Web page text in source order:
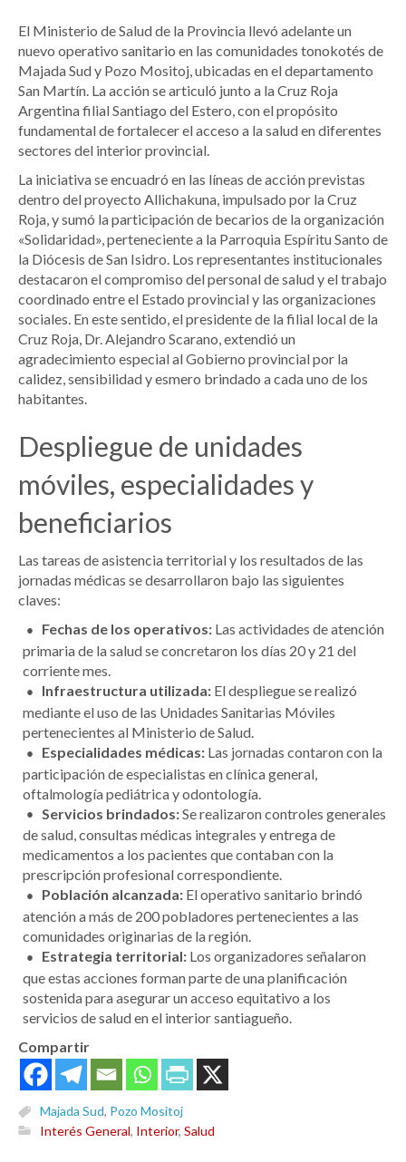
El Ministerio de Salud de la Provincia llevó adelante un
nuevo operativo sanitario en las comunidades tonokotés de
Majada Sud y Pozo Mositoj, ubicadas en el departamento
San Martín. La acción se articuló junto a la Cruz Roja
Argentina filial Santiago del Estero, con el propósito
fundamental de fortalecer el acceso a la salud en diferentes
sectores del interior provincial.
La iniciativa se encuadró en las líneas de acción previstas
dentro del proyecto Allichakuna, impulsado por la Cruz
Roja, y sumó la participación de becarios de la organización
«Solidaridad», perteneciente a la Parroquia Espíritu Santo de
la Diócesis de San Isidro. Los representantes institucionales
destacaron el compromiso del personal de salud y el trabajo
coordinado entre el Estado provincial y las organizaciones
sociales. En este sentido, el presidente de la filial local de la
Cruz Roja, Dr. Alejandro Scarano, extendió un
agradecimiento especial al Gobierno provincial por la
calidez, sensibilidad y esmero brindado a cada uno de los
habitantes.
Despliegue de unidades
móviles, especialidades y
beneficiarios
Las tareas de asistencia territorial y los resultados de las
jornadas médicas se desarrollaron bajo las siguientes
claves:
Fechas de los operativos: Las actividades de atención
primaria de la salud se concretaron los días 20 y 21 del
corriente mes.
Infraestructura utilizada: El despliegue se realizó
mediante el uso de las Unidades Sanitarias Móviles
pertenecientes al Ministerio de Salud.
Especialidades médicas: Las jornadas contaron con la
participación de especialistas en clínica general,
oftalmología pediátrica y odontología.
Servicios brindados:Se realizaron controles generales
de salud, consultas médicas integrales y entrega de
medicamentos a los pacientes que contaban con la
prescripción profesional correspondiente.
Población alcanzada: El operativo sanitario brindó
atención a más de 200 pobladores pertenecientes a las
comunidades originarias de la región.
Estrategia territorial: Los organizadores señalaron
que estas acciones forman parte de una planificación
sostenida para asegurar un acceso equitativo a los
servicios de salud en el interior santiagueño.
Compartir
Majada Sud, Pozo Mositoj
Interés General, Interior, Salud